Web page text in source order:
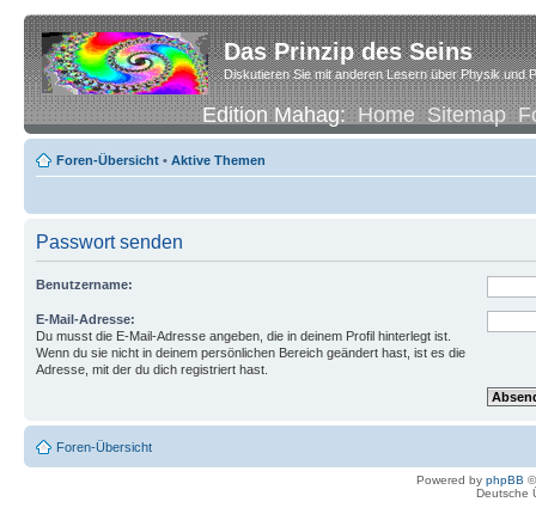
Das Prinzip des Seins
Diskutieren Sie mit anderen Lesern über Physik und
Edition Mahag:Home Sitemap
Foren-Übersicht • Aktive Themen
Passwort senden
Benutzername:
E-Mail-Adresse:
Du musst die E-Mail-Adresse angeben, die in deinem Profil hinterlegt ist.
Wenn du sie nicht in deinem persönlichen Bereich geändert hast, ist es die
Adresse, mit der du dich registriert hast.
Foren-Übersicht
Powered by phpBB
Deutsche